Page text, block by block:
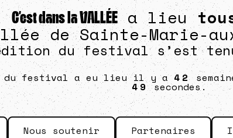
C’est dans la VALLÉEa lieu
de Sainte-Marie-
du festival s’est
du festival a eu lieu il y a 42
50secondes.
Nous soutenir Partenaires